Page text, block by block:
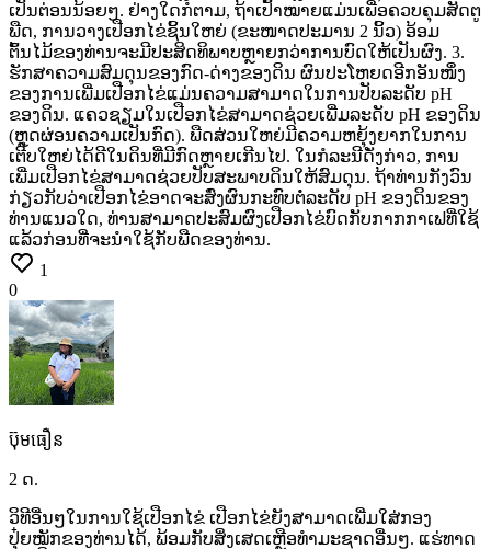
ເປັນຕ່ອນນ້ອຍໆ. ຢ່າງໃດກໍຕາມ, ຖ້າເປົ້າໝາຍແມ່ນເພື່ອຄວບຄຸມສັດຕູ
ພືດ, ການວາງເປືອກໄຂ່ຊິ້ນໃຫຍ່ (ຂະໜາດປະມານ 2 ນິ້ວ) ອ້ອມ
ຕົ້ນໄມ້ຂອງທ່ານຈະມີປະສິດທິພາບຫຼາຍກວ່າການບົດໃຫ້ເປັນຜົງ. 3.
ຮັກສາຄວາມສົມດຸນຂອງກົດ-ດ່າງຂອງດິນ ຜົນປະໂຫຍດອີກອັນໜຶ່ງ
ຂອງການເພີ່ມເປືອກໄຂ່ແມ່ນຄວາມສາມາດໃນການປັບລະດັບ pH
ຂອງດິນ. ແຄວຊຽມໃນເປືອກໄຂ່ສາມາດຊ່ວຍເພີ່ມລະດັບ pH ຂອງດິນ
(ຫຼຸດຜ່ອນຄວາມເປັນກົດ). ພືດສ່ວນໃຫຍ່ມີຄວາມຫຍຸ້ງຍາກໃນການ
ເຕີບໃຫຍ່ໄດ້ດີໃນດິນທີ່ມີກົດຫຼາຍເກີນໄປ. ໃນກໍລະນີດັ່ງກ່າວ, ການ
ເພີ່ມເປືອກໄຂ່ສາມາດຊ່ວຍປັບສະພາບດິນໃຫ້ສົມດຸນ. ຖ້າທ່ານກັງວົນ
ກ່ຽວກັບວ່າເປືອກໄຂ່ອາດຈະສົ່ງຜົນກະທົບຕໍ່ລະດັບ pH ຂອງດິນຂອງ
ທ່ານແນວໃດ, ທ່ານສາມາດປະສົມຜົງເປືອກໄຂ່ບົດກັບກາກກາເຟທີ່ໃຊ້
ແລ້ວກ່ອນທີ່ຈະນໍາໃຊ້ກັບພືດຂອງທ່ານ.
1
0
ប៊ុមធឿន
2 ດ.
ວິທີອື່ນໆໃນການໃຊ້ເປືອກໄຂ່ ເປືອກໄຂ່ຍັງສາມາດເພີ່ມໃສ່ກອງ
ປຸ໋ຍໝັກຂອງທ່ານໄດ້, ພ້ອມກັບສິ່ງເສດເຫຼືອທຳມະຊາດອື່ນໆ. ແຮ່ທາດ